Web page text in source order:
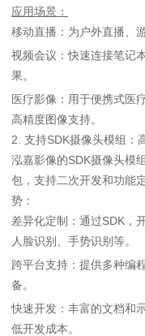
应用场景：
移动直播：为户外直播、
视频会议：快速连接笔记
果。
医疗影像：用于便携式医
高精度图像支持。
2. 支持SDK摄像头模组：
泓嘉影像的SDK摄像头模
包，支持二次开发和功能
势：
差异化定制：通过SDK，
人脸识别、手势识别等。
跨平台支持：提供多种编
备。
快速开发：丰富的文档和
低开发成本。